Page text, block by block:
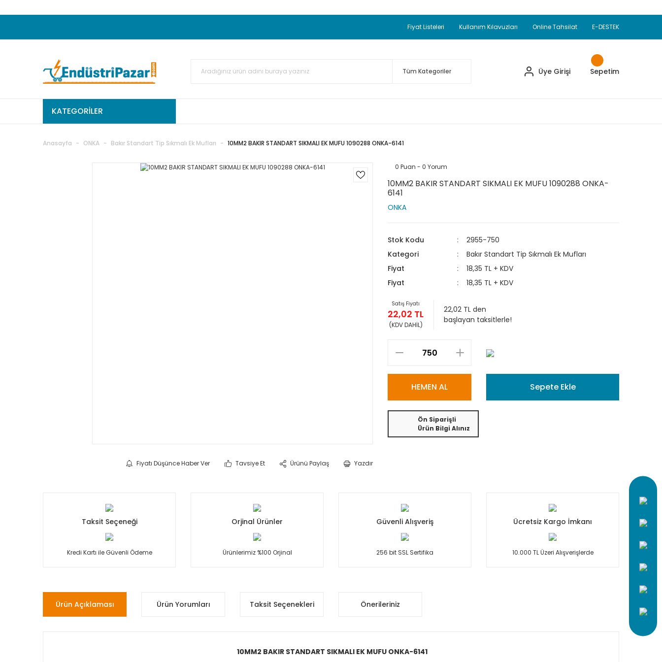
20.000TL ve Üzeri Alışverişlerinizde KARGO BEDAVATC Standart Bayonet J Tip Termokupul Ürünlerinde 50 Adet Alımlarda Sepette Ekstra %5 İskonto...
TC Standart Bayonet J Tip Termokupul Ürünlerinde 250 Adet Alımlarda Sepette
50.000,00TL ve Üzeri EMKO Ürünleri Alışverişlerinizde Sepette
Fiyat Listeleri Kullanım Kılavuzları Online Tahsilat E-DESTEK
Üye Girişi Sepetim
KATEGORİLER
Anasayfa ONKA Bakır Standart Tip Sıkmalı Ek Mufları 10MM2 BAKIR STANDART SIKMALI EK MUFU 1090288 ONKA-6141
Fiyatı Düşünce Haber Ver Tavsiye Et Ürünü Paylaş Yazdır
0 Puan - 0 Yorum
10MM2 BAKIR STANDART SIKMALI EK MUFU 1090288 ONKA-
6141
ONKA
Stok Kodu
2955-750
Kategori
Bakır Standart Tip Sıkmalı Ek Mufları
Fiyat
18,35 TL + KDV
Fiyat
18,35 TL + KDV
Satış Fiyatı
22,02 TL
(KDV DAHİL)
22,02 TL den
başlayan taksitlerle!
HEMEN AL Sepete Ekle
Ön Siparişli
Ürün Bilgi Alınız
Taksit Seçeneği
Kredi Kartı ile Güvenli Ödeme
Orjinal Ürünler
Ürünlerimiz %100 Orjinal
Güvenli Alışveriş
256 bit SSL Sertifika
Ücretsiz Kargo İmkanı
10.000 TL Üzeri Alışverişlerde
Ürün Açıklaması Ürün Yorumları Taksit Seçenekleri Önerileriniz
10MM2 BAKIR STANDART SIKMALI EK MUFU ONKA-6141